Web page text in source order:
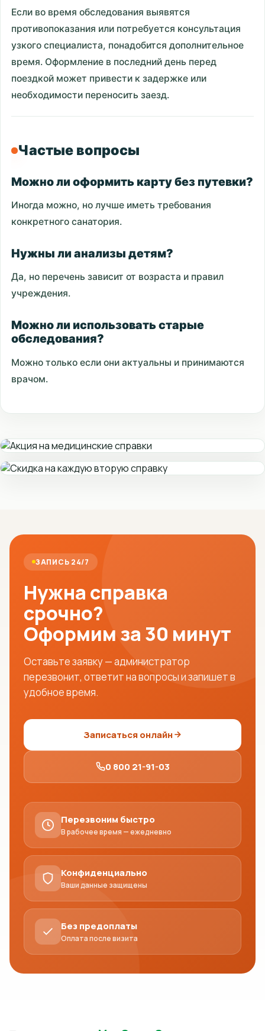
Если во время обследования выявятся
противопоказания или потребуется консультация
узкого специалиста, понадобится дополнительное
время. Оформление в последний день перед
поездкой может привести к задержке или
необходимости переносить заезд.
Частые вопросы
Можно ли оформить карту без путевки?
Иногда можно, но лучше иметь требования
конкретного санатория.
Нужны ли анализы детям?
Да, но перечень зависит от возраста и правил
учреждения.
Можно ли использовать старые
обследования?
Можно только если они актуальны и принимаются
врачом.
ЗАПИСЬ 24/7
Нужна справка
срочно?
Оформим за 30 минут
Оставьте заявку — администратор
перезвонит, ответит на вопросы и запишет в
удобное время.
Записаться онлайн
0 800 21-91-03
Перезвоним быстро
В рабочее время — ежедневно
Конфиденциально
Ваши данные защищены
Без предоплаты
Оплата после визита